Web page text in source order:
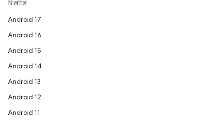
रिलीज़
Android 17
Android 16
Android 15
Android 14
Android 13
Android 12
Android 11